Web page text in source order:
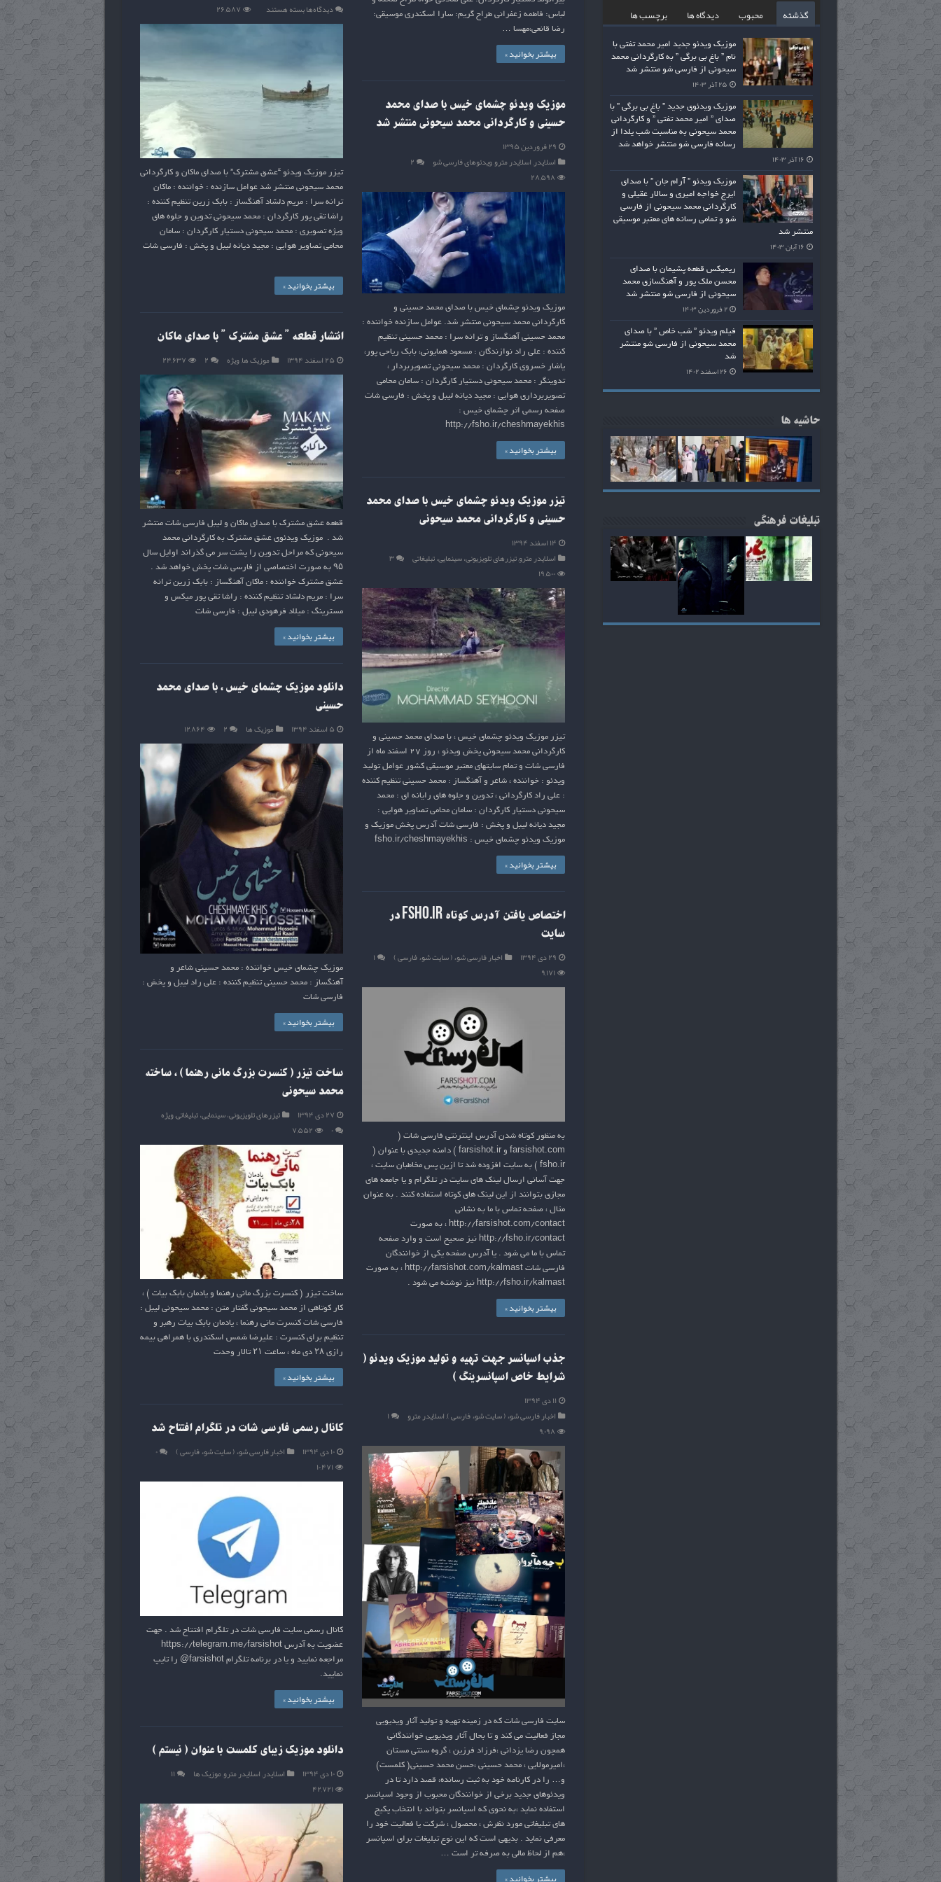
لباس: فاطمه زعفرانی طراح گریم: سارا اسکندری موسیقی:
رضا قانعی،مهسا …
بیشتر بخوانید »
دیدگاه‌هابرای
تیزر
“عشق
مشترک”
با
صدای
ماکان
کارگردانی
محمد
سیحونی
منتشر
شد
بسته هستند ۲۶,۵۸۷
تیزر موزیک ویدئو “عشق مشترک” با صدای ماکان و کارگردانی
محمد سیحونی منتشر شد عوامل سازنده : خواننده : ماکان
ترانه سرا : مریم دلشاد آهنگساز : بابک زرین تنظیم کننده :
راشا تقی پور کارگردان : محمد سیحونی تدوین و جلوه های
ویژه تصویری : محمد سیحونی دستیار کارگردان : سامان
محامی تصاویر هوایی : مجید دیانه لیبل و پخش : فارسی شات
بیشتر بخوانید »
موزیک ویدئو چشمای خیس با صدای محمد
حسینی و کارگردانی محمد سیحونی منتشر شد
۲۹ فروردین ۱۳۹۵
اسلایدر,اسلایدر مترو,ویدئوهای فارسی شو
۲
۲۸,۵۹۸
موزیک ویدئو چشمای خیس با صدای محمد حسینی و
کارگردانی محمد سیحونی منتشر شد. عوامل سازنده خواننده :
محمد حسینی آهنگساز و ترانه سرا : محمد حسینی تنظیم
کننده : علی راد نوازندگان : مسعود همایونی، بابک ریاحی پور،
یاشار خسروی کارگردان : محمد سیحونی تصویربردار ،
تدوینگر : محمد سیحونی دستیار کارگردان : سامان محامی
تصویربرداری هوایی : مجید دیانه لیبل و پخش : فارسی شات
صفحه رسمی اثر چشمای خیس :
http://fsho.ir/cheshmayekhis
بیشتر بخوانید »
انتشار قطعه ” عشق مشترک ” با صدای ماکان
۲۵ اسفند ۱۳۹۴ موزیک ها,ویژه ۲ ۲۴,۶۳۷
قطعه عشق مشترک با صدای ماکان و لیبل فارسی شات منتشر
شد . موزیک ویدئوی عشق مشترک به کارگردانی محمد
سیحونی که مراحل تدوین را پشت سر می گذراند اوایل سال
۹۵ به صورت اختصاصی از فارسی شات پخش خواهد شد .
عشق مشترک خواننده : ماکان آهنگساز : بابک زرین ترانه
سرا : مریم دلشاد تنظیم کننده : راشا تقی پور میکس و
مسترینگ : میلاد فرهودی لیبل : فارسی شات
بیشتر بخوانید »
تیزر موزیک ویدئو چشمای خیس با صدای محمد
حسینی و کارگردانی محمد سیحونی
۱۴ اسفند ۱۳۹۴
اسلایدر مترو,تیزرهای تلویزیونی، سینمایی، تبلیغاتی
۳
۱۹,۵۰۰
تیزر موزیک ویدئو چشمای خیس ، با صدای محمد حسینی و
کارگردانی محمد سیحونی پخش ویدئو ، روز 27 اسفند ماه از
فارسی شات و تمام سایتهای معتبر موسیقی کشور عوامل تولید
ویدئو : خواننده ، شاعر و آهنگساز : محمد حسینی تنظیم کننده
: علی راد کارگردانی ، تدوین و جلوه های رایانه ای : محمد
سیحونی دستیار کارگردان : سامان محامی تصاویر هوایی :
مجید دیانه لیبل و پخش : فارسی شات آدرس پخش موزیک و
موزیک ویدئو چشمای خیس : fsho.ir/cheshmayekhis
بیشتر بخوانید »
دانلود موزیک چشمای خیس ، با صدای محمد
حسینی
۵ اسفند ۱۳۹۴ موزیک ها ۲ ۱۲,۸۶۴
موزیک چشمای خیس خواننده : محمد حسینی شاعر و
آهنگساز : محمد حسینی تنظیم کننده : علی راد لیبل و پخش :
فارسی شات
بیشتر بخوانید »
اختصاص یافتن آدرس کوتاه fsho.ir در
سایت
۲۹ دی ۱۳۹۴ اخبار فارسی شوء ( سایت شوء فارسی )
۱
۹,۱۷۱
به منظور کوتاه شدن آدرس اینترنتی فارسی شات (
farsishot.com و farsishot.ir ) دامنه جدیدی با عنوان (
fsho.ir ) به سایت افزوده شد تا ازین پس مخاطبان سایت ،
جهت آسانی ارسال لینک های سایت در تلگرام و یا جامعه های
مجازی بتوانند از این لینک های کوتاه استفاده کنند . به عنوان
مثال ، صفحه تماس با ما به نشانی
http://farsishot.com/contact ، به صورت
http://fsho.ir/contact نیز صحیح است و وارد صفحه
تماس با ما می شود . یا آدرس صفحه یکی از خوانندگان
فارسی شات http://farsishot.com/kalmast ، به صورت
http://fsho.ir/kalmast نیز نوشته می شود .
بیشتر بخوانید »
ساخت تیزر ( کنسرت بزرگ مانی رهنما ) ، ساخته
محمد سیحونی
۲۷ دی ۱۳۹۴ تیزرهای تلویزیونی، سینمایی، تبلیغاتی,ویژه
۰
۷,۵۵۲
ساخت تیزر ( کنسرت بزرگ مانی رهنما و یادمان بابک بیات ) ،
کار کوتاهی از محمد سیحونی گفتار متن : محمد سیحونی لیبل :
فارسی شات کنسرت مانی رهنما ، یادمان بابک بیات رهبر و
تنظیم برای کنسرت : علیرضا شمس اسکندری با همراهی بیمه
رازی ۲۸ دی ماه ، ساعت ۲۱ تالار وحدت
بیشتر بخوانید »
جذب اسپانسر جهت تهیه و تولید موزیک ویدئو (
شرایط خاص اسپانسرینگ )
۱۱ دی ۱۳۹۴
اخبار فارسی شوء ( سایت شوء فارسی ),اسلایدر مترو
۱
۹,۰۹۸
سایت فارسی شات که در زمینه تهیه و تولید آثار ویدیویی
مجاز فعالیت می کند و تا بحال آثار ویدیویی خوانندگانی
همچون رضا یزدانی ،فرزاد فرزین ، گروه سنتی مستان
،امیرمولایی ، محمد حسینی ،حسن محمد حسینی( کلمست)
و… را در کارنامه خود به ثبت رسانده، قصد دارد تا در
ویدئوهای جدید برخی از خوانندگان محبوب از وجود اسپانسر
استفاده نماید ،به نحوی که اسپانسر بتواند با انتخاب پکیج
های تبلیغاتی مورد نظرش ، محصول ، شرکت یا فعالیت خود را
معرفی نماید . بدیهی است که این نوع تبلیغات برای اسپانسر
،هم از لحاظ مالی به صرفه تر است …
کانال رسمی فارسی شات در تلگرام افتتاح شد
۱۰ دی ۱۳۹۴ اخبار فارسی شوء ( سایت شوء فارسی )
۰
۱۰,۴۷۱
کانال رسمی سایت فارسی شات در تلگرام افتتاح شد . جهت
عضویت به آدرس https://telegram.me/farsishot
مراجعه نمایید و یا در برنامه تلگرام farsishot@ را تایپ
نمایید.
بیشتر بخوانید »
دانلود موزیک زیبای کلمست با عنوان ( نیستم )
۱۰ دی ۱۳۹۴ اسلایدر,اسلایدر مترو,موزیک ها
۱۱
۴۲,۷۲۱
گذشته محبوب دیدگاه ها برچسب ها
موزیک ویدئو جدید امیر محمد تفتی با
نام ” باغ بی برگی ” به کارگردانی محمد
سیحونی از فارسی شو منتشر شد
۲۵ آذر ۱۴۰۳
موزیک ویدئوی جدید ” باغ بی برگی ” با
صدای ” امیر محمد تفتی ” و کارگردانی
محمد سیحونی به مناسبت شب یلدا از
رسانه فارسی شو منتشر خواهد شد
۱۶ آذر ۱۴۰۳
موزیک ویدئو ” آرام جان ” با صدای
ایرج خواجه امیری و سالار عقیلی و
کارگردانی محمد سیحونی از فارسی
شو و تمامی رسانه های معتبر موسیقی
منتشر شد
۱۶ آبان ۱۴۰۳
ریمیکس قطعه پشیمان با صدای
محسن ملک پور و آهنگسازی محمد
سیحونی از فارسی شو منتشر شد
۲ فروردین ۱۴۰۳
فیلم ویدئو ” شب خاص ” با صدای
محمد سیحونی از فارسی شو منتشر
شد
۲۶ اسفند ۱۴۰۲
حاشیه ها
تبلیغات فرهنگی